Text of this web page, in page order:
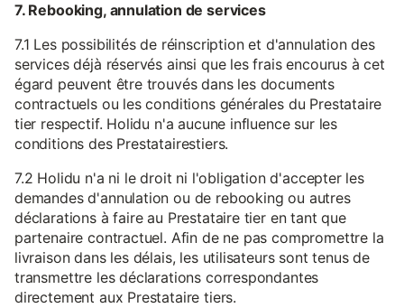
7. Rebooking, annulation de services
7.1 Les possibilités de réinscription et d'annulation des
services déjà réservés ainsi que les frais encourus à cet
égard peuvent être trouvés dans les documents
contractuels ou les conditions générales du Prestataire
tier respectif. Holidu n'a aucune influence sur les
conditions des Prestatairestiers.
7.2 Holidu n'a ni le droit ni l'obligation d'accepter les
demandes d'annulation ou de rebooking ou autres
déclarations à faire au Prestataire tier en tant que
partenaire contractuel. Afin de ne pas compromettre la
livraison dans les délais, les utilisateurs sont tenus de
transmettre les déclarations correspondantes
directement aux Prestataire tiers.